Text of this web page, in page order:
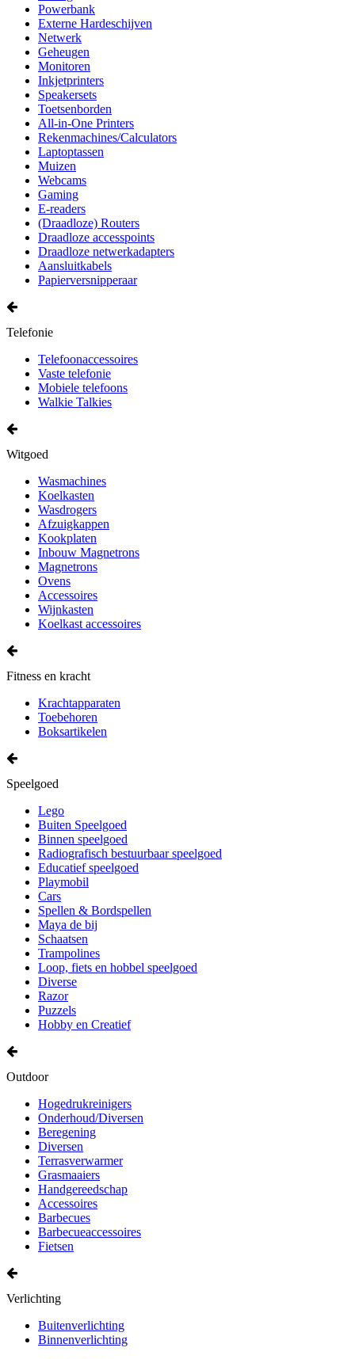
Powerbank
Externe Hardeschijven
Netwerk
Geheugen
Monitoren
Inkjetprinters
Speakersets
Toetsenborden
All-in-One Printers
Rekenmachines/Calculators
Laptoptassen
Muizen
Webcams
Gaming
E-readers
(Draadloze) Routers
Draadloze accesspoints
Draadloze netwerkadapters
Aansluitkabels
Papierversnipperaar
Telefonie
Telefoonaccessoires
Vaste telefonie
Mobiele telefoons
Walkie Talkies
Witgoed
Wasmachines
Koelkasten
Wasdrogers
Afzuigkappen
Kookplaten
Inbouw Magnetrons
Magnetrons
Ovens
Accessoires
Wijnkasten
Koelkast accessoires
Fitness en kracht
Krachtapparaten
Toebehoren
Boksartikelen
Speelgoed
Lego
Buiten Speelgoed
Binnen speelgoed
Radiografisch bestuurbaar speelgoed
Educatief speelgoed
Playmobil
Cars
Spellen & Bordspellen
Maya de bij
Schaatsen
Trampolines
Loop, fiets en hobbel speelgoed
Diverse
Razor
Puzzels
Hobby en Creatief
Outdoor
Hogedrukreinigers
Onderhoud/Diversen
Beregening
Diversen
Terrasverwarmer
Grasmaaiers
Handgereedschap
Accessoires
Barbecues
Barbecueaccessoires
Fietsen
Verlichting
Buitenverlichting
Binnenverlichting